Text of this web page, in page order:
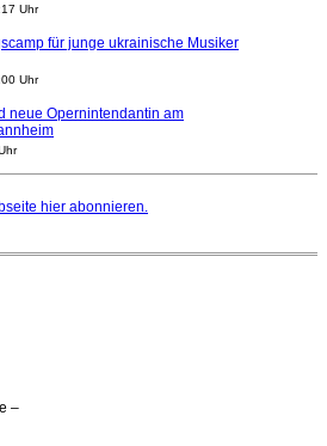
Uhr
für junge ukrainische Musiker
Uhr
neue Opernintendantin am
Chefdirigent Risto Joost
vertriebener jüdischer
hier abonnieren.
–